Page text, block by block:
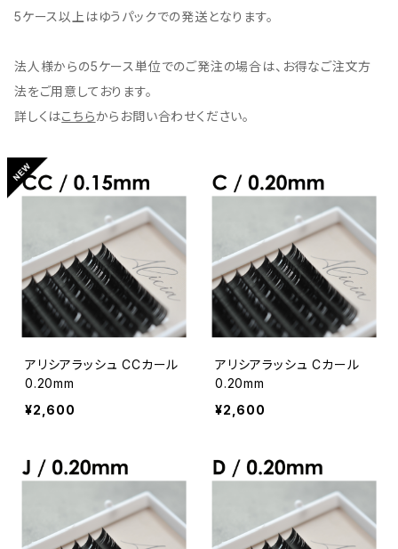
5ケース以上はゆうパックでの発送となります。
法人様からの5ケース単位でのご発注の場合は、お得なご注文方
法をご用意しております。
詳しくはこちらからお問い合わせください。
アリシアラッシュ CCカール
0.20mm
¥2,600
アリシアラッシュ Cカール
0.20mm
¥2,600